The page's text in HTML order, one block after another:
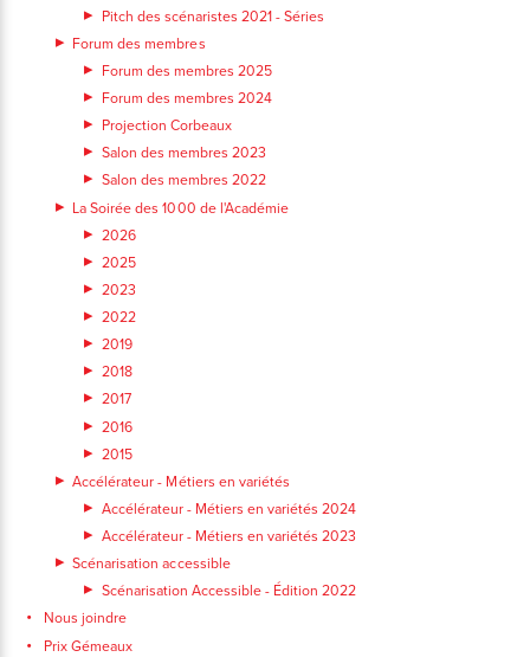
Pitch des scénaristes 2021 - Séries
Forum des membres
Forum des membres 2025
Forum des membres 2024
Projection Corbeaux
Salon des membres 2023
Salon des membres 2022
La Soirée des 1000 de l'Académie
2026
2025
2023
2022
2019
2018
2017
2016
2015
Accélérateur - Métiers en variétés
Accélérateur - Métiers en variétés 2024
Accélérateur - Métiers en variétés 2023
Scénarisation accessible
Scénarisation Accessible - Édition 2022
Nous joindre
Prix Gémeaux